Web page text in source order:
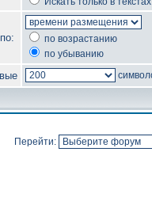
по возрастанию
по убыванию
Перейти: